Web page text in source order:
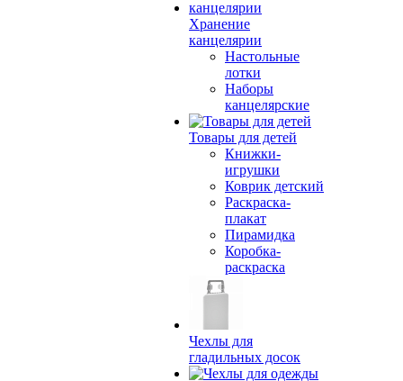
Хранение
канцелярии
Настольные
лотки
Наборы
канцелярские
Товары для детей
Книжки-
игрушки
Коврик детский
Раскраска-
плакат
Пирамидка
Коробка-
раскраска
Чехлы для
гладильных досок